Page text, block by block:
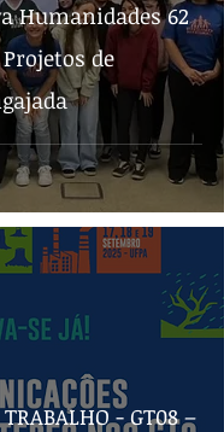
Humanidades 62
de
TRABALHO - GT08 –